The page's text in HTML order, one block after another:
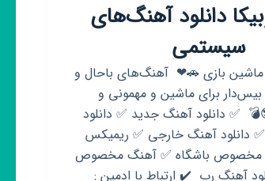
آهنگ
جدید
دانلود آهنگ‌های
سیستمی
بازی 🚗❤ ‌‌ آهنگ‌های باحال و
برای ماشین و مهمونی و
✅️ دانلود آهنگ جدید ✅️ دانلود
دانلود آهنگ خارجی ✅️ ریمیکس
مخصوص باشگاه ✅️ آهنگ مخصوص
مهمونی دانلود آهنگ رپ ‌‌ ⁦✔️⁩ ارتباط با ادمین :